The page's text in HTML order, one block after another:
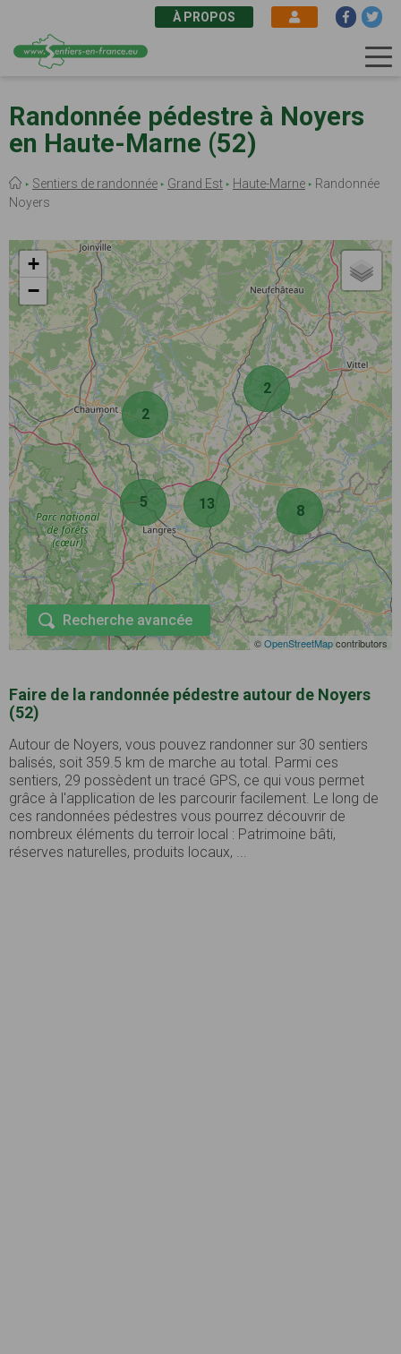
au
contenu
principal
À PROPOS
Randonnée pédestre à Noyers
en Haute-Marne (52)
Fil
d'Ariane
Sentiers de randonnée Grand Est Haute-Marne
Randonnée
Noyers
2
5
2
8
13
+
−
©OpenStreetMapcontributors
Recherche avancée
Faire de la randonnée pédestre autour de Noyers
(52)
Autour de Noyers, vous pouvez randonner sur 30 sentiers
balisés, soit 359.5 km de marche au total. Parmi ces
sentiers, 29 possèdent un tracé GPS, ce qui vous permet
grâce à l'application de les parcourir facilement. Le long de
ces randonnées pédestres vous pourrez découvrir de
nombreux éléments du terroir local : Patrimoine bâti,
réserves naturelles, produits locaux, ...